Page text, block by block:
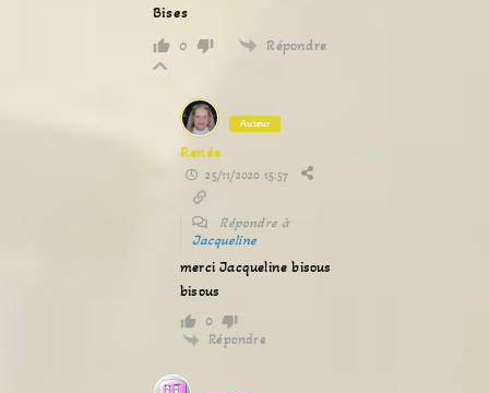
Bises
0 Répondre
Auteur
Renée
25/11/2020 15:57
Répondre à
Jacqueline
merci Jacqueline bisous
bisous
0
Répondre